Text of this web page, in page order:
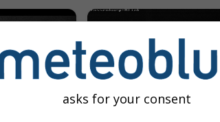
asks for your consent